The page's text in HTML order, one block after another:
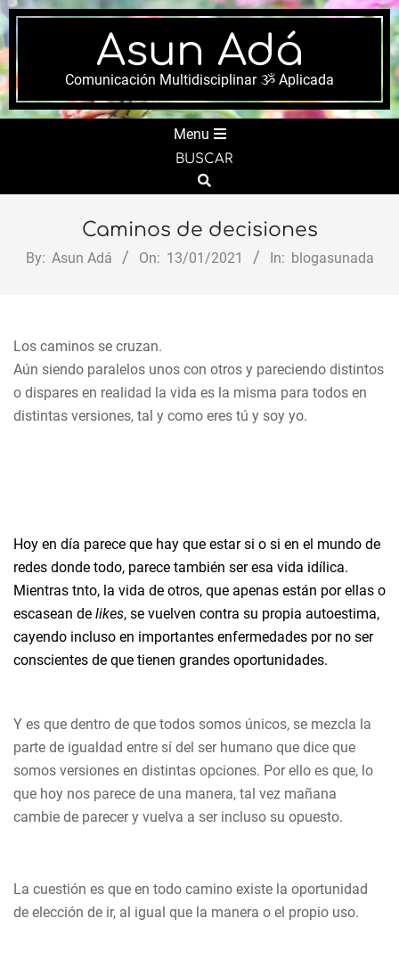
Skip
to
content
Asun Adá
Comunicación Multidisciplinar ૐ Aplicada
Menu
BUSCAR
Search
Caminos de decisiones
By: Asun Adá On: 13/01/2021 In: blogasunada
Los caminos se cruzan.
Aún siendo paralelos unos con otros y pareciendo distintos
o dispares en realidad la vida es la misma para todos en
distintas versiones, tal y como eres tú y soy yo.
Hoy en día parece que hay que estar si o si en el mundo de
redes donde todo, parece también ser esa vida idílica.
Mientras tnto, la vida de otros, que apenas están por ellas o
escasean de likes, se vuelven contra su propia autoestima,
cayendo incluso en importantes enfermedades por no ser
conscientes de que tienen grandes oportunidades.
Y es que dentro de que todos somos únicos, se mezcla la
parte de igualdad entre sí del ser humano que dice que
somos versiones en distintas opciones. Por ello es que, lo
que hoy nos parece de una manera, tal vez mañana
cambie de parecer y vuelva a ser incluso su opuesto.
La cuestión es que en todo camino existe la oportunidad
de elección de ir, al igual que la manera o el propio uso.